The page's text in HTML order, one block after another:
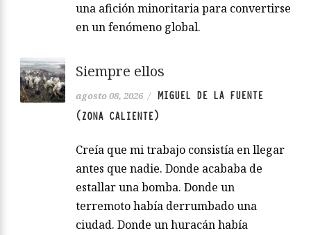
una afición minoritaria para convertirse
en un fenómeno global.
Siempre ellos
agosto 08, 2026 / MIGUEL DE LA FUENTE
(ZONA CALIENTE)
Creía que mi trabajo consistía en llegar
antes que nadie. Donde acababa de
estallar una bomba. Donde un
terremoto había derrumbado una
ciudad. Donde un huracán había